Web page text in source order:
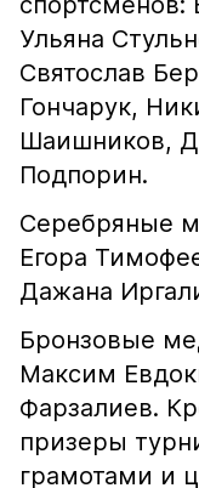
Ульяна
Святослав
Гончарук,
Шаишников,
Подпорин.
Серебряные
Егора
Дажана
Бронзовые
Максим
Фарзалиев.
призеры
грамотами и